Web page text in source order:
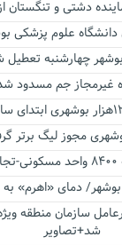
دشتی و تنگستان
چهارشنبه تعطیل
«اهرم» به ۵۲ درجه رسید
سازمان منطقه
شد+تصاویر